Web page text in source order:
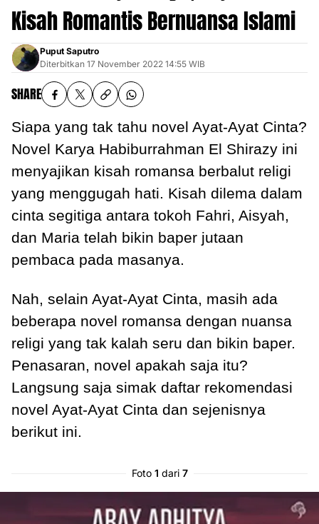
Kisah Romantis Bernuansa Islami
Puput Saputro
Diterbitkan 17 November 2022 14:55 WIB
SHARE
Siapa yang tak tahu novel Ayat-Ayat Cinta?
Novel Karya Habiburrahman El Shirazy ini
menyajikan kisah romansa berbalut religi
yang menggugah hati. Kisah dilema dalam
cinta segitiga antara tokoh Fahri, Aisyah,
dan Maria telah bikin baper jutaan
pembaca pada masanya.
Nah, selain Ayat-Ayat Cinta, masih ada
beberapa novel romansa dengan nuansa
religi yang tak kalah seru dan bikin baper.
Penasaran, novel apakah saja itu?
Langsung saja simak daftar rekomendasi
novel Ayat-Ayat Cinta dan sejenisnya
berikut ini.
Foto 1 dari 7